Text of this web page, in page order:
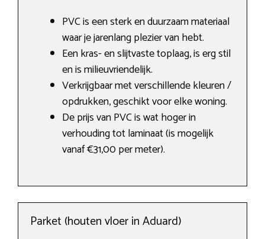
PVC is een sterk en duurzaam materiaal
waar je jarenlang plezier van hebt.
Een kras- en slijtvaste toplaag, is erg stil
en is milieuvriendelijk.
Verkrijgbaar met verschillende kleuren /
opdrukken, geschikt voor elke woning.
De prijs van PVC is wat hoger in
verhouding tot laminaat (is mogelijk
vanaf €31,00 per meter).
Parket (houten vloer in Aduard)